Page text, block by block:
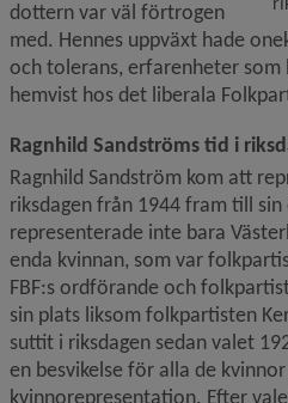
dottern var väl förtrogen
med. Hennes uppväxt hade
och tolerans, erfarenheter
hemvist hos det liberala
Ragnhild Sandströms tid i
Ragnhild Sandström kom att
riksdagen från 1944 fram till
representerade inte bara
enda kvinnan, som var
FBF:s ordförande och
sin plats liksom folkpartisten
suttit i riksdagen sedan valet
en besvikelse för alla de
kvinnorepresentation. Efter